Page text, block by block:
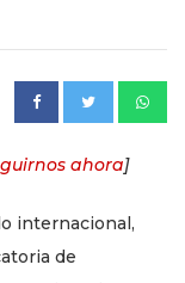
ahora]
internacional,
de